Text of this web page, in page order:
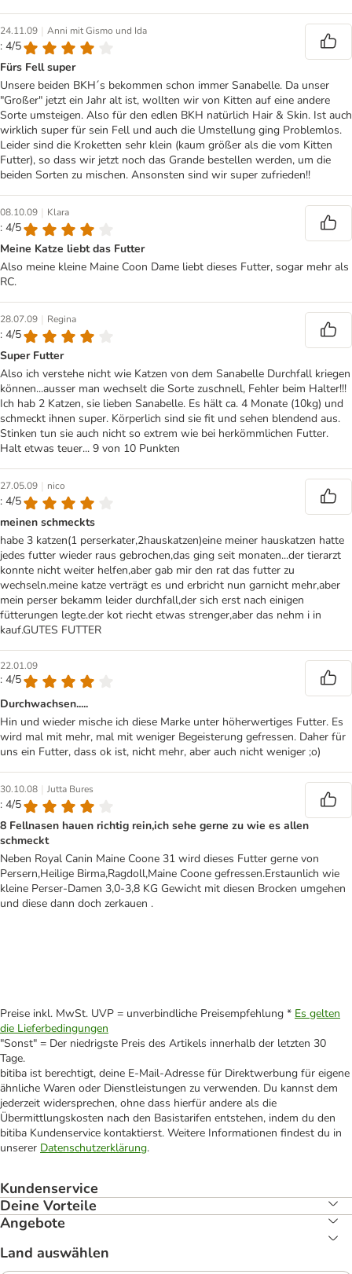
24.11.09 | Anni mit Gismo und Ida
: 4/5
Fürs Fell super
Unsere beiden BKH´s bekommen schon immer Sanabelle. Da unser
"Großer" jetzt ein Jahr alt ist, wollten wir von Kitten auf eine andere
Sorte umsteigen. Also für den edlen BKH natürlich Hair & Skin. Ist auch
wirklich super für sein Fell und auch die Umstellung ging Problemlos.
Leider sind die Kroketten sehr klein (kaum größer als die vom Kitten
Futter), so dass wir jetzt noch das Grande bestellen werden, um die
beiden Sorten zu mischen. Ansonsten sind wir super zufrieden!!
08.10.09 | Klara
: 4/5
Meine Katze liebt das Futter
Also meine kleine Maine Coon Dame liebt dieses Futter, sogar mehr als
RC.
28.07.09 | Regina
: 4/5
Super Futter
Also ich verstehe nicht wie Katzen von dem Sanabelle Durchfall kriegen
können...ausser man wechselt die Sorte zuschnell, Fehler beim Halter!!!
Ich hab 2 Katzen, sie lieben Sanabelle. Es hält ca. 4 Monate (10kg) und
schmeckt ihnen super. Körperlich sind sie fit und sehen blendend aus.
Stinken tun sie auch nicht so extrem wie bei herkömmlichen Futter.
Halt etwas teuer... 9 von 10 Punkten
27.05.09 | nico
: 4/5
meinen schmeckts
habe 3 katzen(1 perserkater,2hauskatzen)eine meiner hauskatzen hatte
jedes futter wieder raus gebrochen,das ging seit monaten...der tierarzt
konnte nicht weiter helfen,aber gab mir den rat das futter zu
wechseln.meine katze verträgt es und erbricht nun garnicht mehr,aber
mein perser bekamm leider durchfall,der sich erst nach einigen
fütterungen legte.der kot riecht etwas strenger,aber das nehm i in
kauf.GUTES FUTTER
22.01.09
: 4/5
Durchwachsen.....
Hin und wieder mische ich diese Marke unter höherwertiges Futter. Es
wird mal mit mehr, mal mit weniger Begeisterung gefressen. Daher für
uns ein Futter, dass ok ist, nicht mehr, aber auch nicht weniger ;o)
30.10.08 | Jutta Bures
: 4/5
8 Fellnasen hauen richtig rein,ich sehe gerne zu wie es allen
schmeckt
Neben Royal Canin Maine Coone 31 wird dieses Futter gerne von
Persern,Heilige Birma,Ragdoll,Maine Coone gefressen.Erstaunlich wie
kleine Perser-Damen 3,0-3,8 KG Gewicht mit diesen Brocken umgehen
und diese dann doch zerkauen .
Preise inkl. MwSt. UVP = unverbindliche Preisempfehlung * Es gelten
die Lieferbedingungen
"Sonst" = Der niedrigste Preis des Artikels innerhalb der letzten 30
Tage.
bitiba ist berechtigt, deine E-Mail-Adresse für Direktwerbung für eigene
ähnliche Waren oder Dienstleistungen zu verwenden. Du kannst dem
jederzeit widersprechen, ohne dass hierfür andere als die
Übermittlungskosten nach den Basistarifen entstehen, indem du den
bitiba Kundenservice kontaktierst. Weitere Informationen findest du in
unserer Datenschutzerklärung.
Kundenservice
Deine Vorteile
Angebote
Land auswählen